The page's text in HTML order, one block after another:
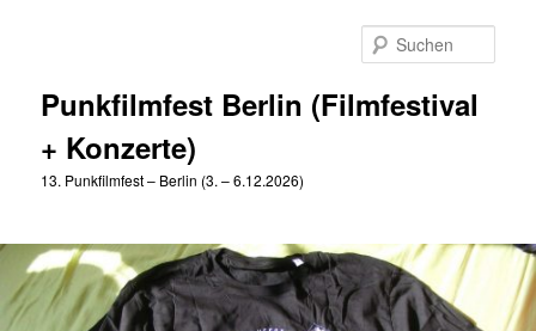
Punkfilmfest Berlin (Filmfestival
+ Konzerte)
13. Punkfilmfest – Berlin (3. – 6.12.2026)